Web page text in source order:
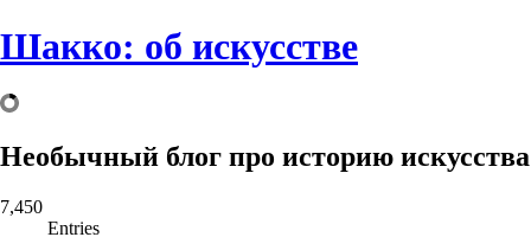
Шакко: об искусстве
Необычный блог про историю искусства
7,450
Entries